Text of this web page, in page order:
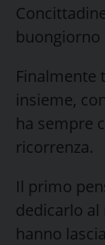
buongiorno
Finalmente
insieme,
ha sempre
ricorrenza.
Il primo
dedicarlo
hanno